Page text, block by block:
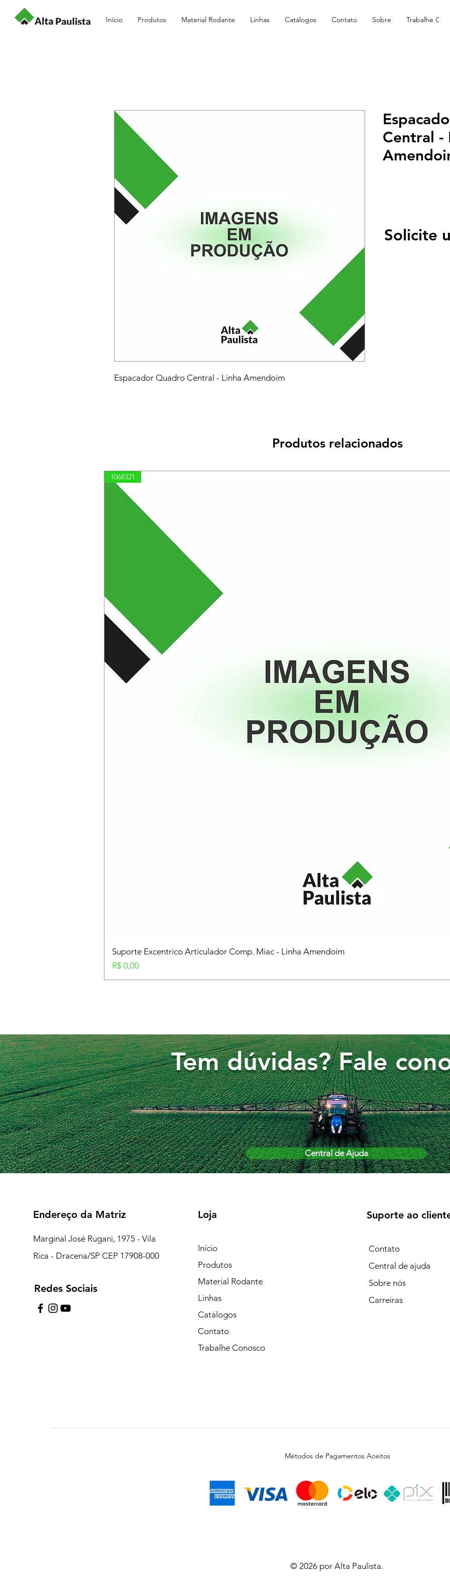
Início Produtos Material Rodante Linhas Catálogos Contato Sobre Trabalhe
Espacador Quadro Central - Linha Amendoim
Central -
Solicite
Produtos relacionados
1068321
Suporte Excentrico Articulador Comp. Miac - Linha Amendoim
Preço
R$ 0,00
Tem dúvidas? Fale
Central de Ajuda
de Plantão)
Endereço da Matriz
Marginal José Rugani, 1975 - Vila
Rica - Dracena/SP CEP 17908-000
Redes Sociais
Loja
Início
Produtos
Material Rodante
Linhas
Catálogos
Contato
Trabalhe Conosco
Suporte ao
Contato
Central de ajuda
Sobre nós
Carreiras
Métodos de Pagamentos Aceitos
© 2026 por Alta Paulista.